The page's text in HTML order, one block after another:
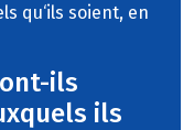
qu‘ils soient, en
ils
ils